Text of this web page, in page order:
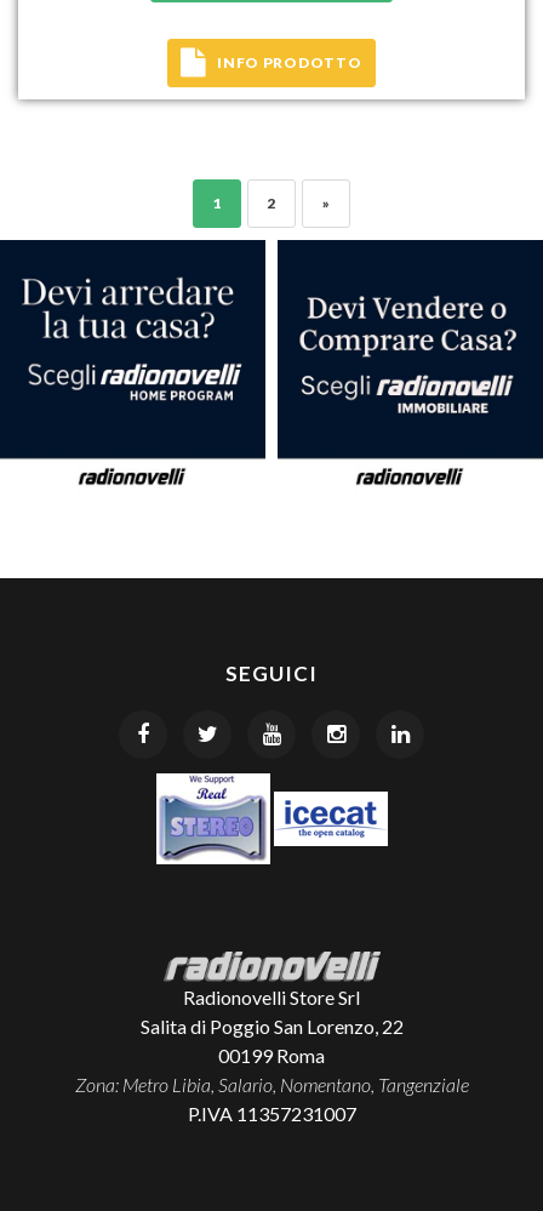
INFO PRODOTTO
1 2 »
SEGUICI
Radionovelli Store Srl
Salita di Poggio San Lorenzo, 22
00199 Roma
Zona: Metro Libia, Salario, Nomentano, Tangenziale
P.IVA 11357231007